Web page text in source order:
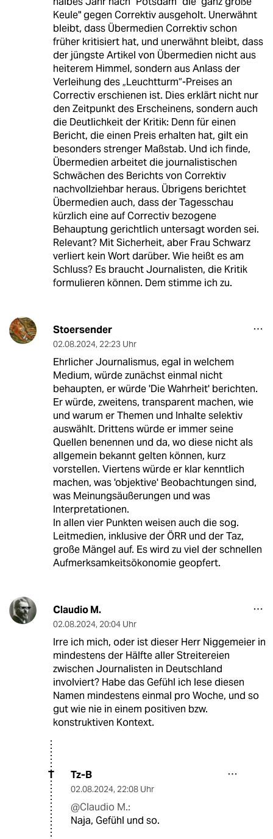
Keule" gegen Correktiv ausgeholt. Unerwähnt
bleibt, dass Übermedien Correktiv schon
früher kritisiert hat, und unerwähnt bleibt, dass
der jüngste Artikel von Übermedien nicht aus
heiterem Himmel, sondern aus Anlass der
Verleihung des „Leuchtturm“-Preises an
Correctiv erschienen ist. Dies erklärt nicht nur
den Zeitpunkt des Erscheinens, sondern auch
die Deutlichkeit der Kritik: Denn für einen
Bericht, die einen Preis erhalten hat, gilt ein
besonders strenger Maßstab. Und ich finde,
Übermedien arbeitet die journalistischen
Schwächen des Berichts von Correktiv
nachvollziehbar heraus. Übrigens berichtet
Übermedien auch, dass der Tagesschau
kürzlich eine auf Correctiv bezogene
Behauptung gerichtlich untersagt worden sei.
Relevant? Mit Sicherheit, aber Frau Schwarz
verliert kein Wort darüber. Wie heißt es am
Schluss? Es braucht Journalisten, die Kritik
formulieren können. Dem stimme ich zu.
Stoersender
02.08.2024, 22:23 Uhr
Ehrlicher Journalismus, egal in welchem
Medium, würde zunächst einmal nicht
behaupten, er würde 'Die Wahrheit' berichten.
Er würde, zweitens, transparent machen, wie
und warum er Themen und Inhalte selektiv
auswählt. Drittens würde er immer seine
Quellen benennen und da, wo diese nicht als
allgemein bekannt gelten können, kurz
vorstellen. Viertens würde er klar kenntlich
machen, was 'objektive' Beobachtungen sind,
was Meinungsäußerungen und was
Interpretationen.
In allen vier Punkten weisen auch die sog.
Leitmedien, inklusive der ÖRR und der Taz,
große Mängel auf. Es wird zu viel der schnellen
Aufmerksamkeitsökonomie geopfert.
Claudio M.
02.08.2024, 20:04 Uhr
Irre ich mich, oder ist dieser Herr Niggemeier in
mindestens der Hälfte aller Streitereien
zwischen Journalisten in Deutschland
involviert? Habe das Gefühl ich lese diesen
Namen mindestens einmal pro Woche, und so
gut wie nie in einem positiven bzw.
konstruktiven Kontext.
T Tz-B
02.08.2024, 22:08 Uhr
@Claudio M.:
Naja, Gefühl und so.